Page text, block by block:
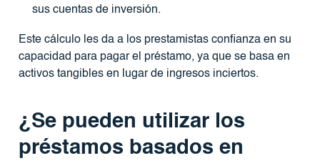
sus cuentas de inversión.
Este cálculo les da a los prestamistas confianza en su
capacidad para pagar el préstamo, ya que se basa en
activos tangibles en lugar de ingresos inciertos.
¿Se pueden utilizar los
préstamos basados ​​en